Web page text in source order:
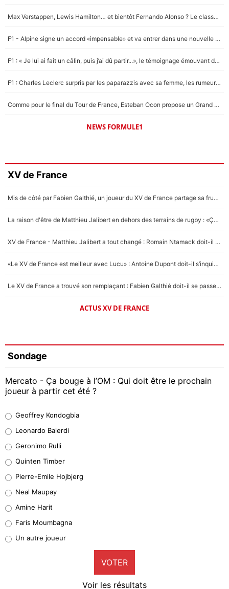
Max Verstappen, Lewis Hamilton… et bientôt Fernando Alonso ? Le classement des pilotes les mieux payés en Formule 1 risque de changer !
F1 - Alpine signe un accord «impensable» et va entrer dans une nouvelle dimension : Grande nouvelle pour Pierre Gasly !
F1 : « Je lui ai fait un câlin, puis j’ai dû partir...», le témoignage émouvant de Max Verstappen sur sa fille
F1 : Charles Leclerc surpris par les paparazzis avec sa femme, les rumeurs étaient vraies !
Comme pour le final du Tour de France, Esteban Ocon propose un Grand Prix de Formule 1 à Paris : «Autour de l’Arc de Triomphe, ce serait génial» !
NEWS FORMULE1
XV de France
Mis de côté par Fabien Galthié, un joueur du XV de France partage sa frustration : «ils ne me l’ont pas dit tout de suite»
La raison d'être de Matthieu Jalibert en dehors des terrains de rugby : «Ça m'atteint autant que si tu touches à un membre de ma famille»
XV de France - Matthieu Jalibert a tout changé : Romain Ntamack doit-il s’inquiéter pour sa place à un an de la Coupe du monde ?
«Le XV de France est meilleur avec Lucu» : Antoine Dupont doit-il s’inquiéter pour sa place ?
Le XV de France a trouvé son remplaçant : Fabien Galthié doit-il se passer d'Antoine Dupont ?
ACTUS XV DE FRANCE
Sondage
Mercato - Ça bouge à l’OM : Qui doit être le prochain
joueur à partir cet été ?
38%
32%
5%
1%
9%
Geoffrey Kondogbia
Leonardo Balerdi
Geronimo Rulli
Quinten Timber
Pierre-Emile Hojbjerg
Neal Maupay
Amine Harit
Faris Moumbagna
Un autre joueur
VOTER
Voir les résultats